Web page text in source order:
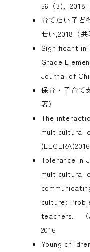
56（3)，2018
育てたい子ど
せい,2018（共
Significant in
Grade
Journal of
保育・子育て
著）
The
multicultural
(EECERA)2016
Tolerance in
multicultural
culture:
teachers. （
2016
Young